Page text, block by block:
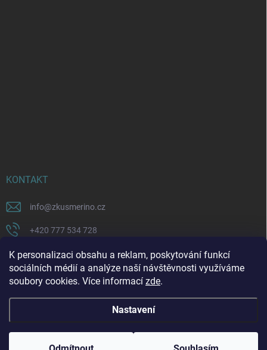
K personalizaci obsahu a reklam, poskytování funkcí
sociálních médií a analýze naší návštěvnosti využíváme
soubory cookies. Více informací zde.
Nastavení
KONTAKT
info@zkusmerino.cz
+420 777 534 728
https://www.facebook.com/zkusmerino/
zkusmerino.cz
Copyright 2026ZKUSMERINO. Všechna práva vyhrazena.Upravit nastavení